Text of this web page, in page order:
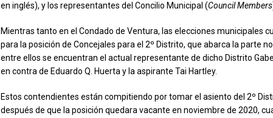
en inglés), y los representantes del Concilio Municipal (Council Members
Mientras tanto en el Condado de Ventura, las elecciones municipales
para la posición de Concejales para el 2º Distrito, que abarca la parte
entre ellos se encuentran el actual representante de dicho Distrito
en contra de Eduardo Q. Huerta y la aspirante Tai Hartley.
Estos contendientes están compitiendo por tomar el asiento del 2º
después de que la posición quedara vacante en noviembre de 2020,